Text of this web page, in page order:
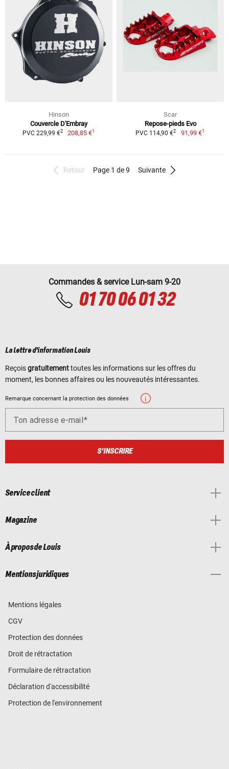
Hinson
Couvercle D'Embray
PVC 229,99 €2 208,85 €1
Scar
Repose-pieds Evo
PVC 114,90 €2 91,99 €1
Retour Page 1 de 9 Suivante
Commandes & service Lun-sam 9-20
01 70 06 01 32
La lettre d'information Louis
Reçoisgratuitementtoutes les informations sur les offres du
moment, les bonnes affaires ou les nouveautés intéressantes.
Remarque concernant la protection des données
Ton adresse e-mail
S'INSCRIRE
Service client
Magazine
À propos de Louis
Mentions juridiques
Mentions légales
CGV
Protection des données
Droit de rétractation
Formulaire de rétractation
Déclaration d'accessibilité
Protection de l'environnement